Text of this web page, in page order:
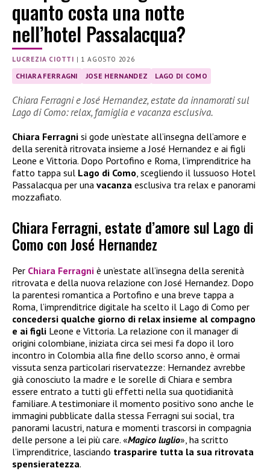
quanto costa una notte
nell’hotel Passalacqua?
LUCREZIA CIOTTI | 1 AGOSTO 2026
CHIARA FERRAGNI JOSE HERNANDEZ LAGO DI COMO
Chiara Ferragni e José Hernandez, estate da innamorati sul
Lago di Como: relax, famiglia e vacanza esclusiva.
Chiara Ferragni si gode un’estate all’insegna dell’amore e
della serenità ritrovata insieme a José Hernandez e ai figli
Leone e Vittoria. Dopo Portofino e Roma, l’imprenditrice ha
fatto tappa sul Lago di Como , scegliendo il lussuoso Hotel
Passalacqua per una vacanza esclusiva tra relax e panorami
mozzafiato.
Chiara Ferragni, estate d’amore sul Lago di
Como con José Hernandez
Per Chiara Ferragni è un’estate all’insegna della serenità
ritrovata e della nuova relazione con José Hernandez. Dopo
la parentesi romantica a Portofino e una breve tappa a
Roma, l’imprenditrice digitale ha scelto il Lago di Como per
concedersi qualche giorno di relax insieme al compagno
e ai figli Leone e Vittoria. La relazione con il manager di
origini colombiane, iniziata circa sei mesi fa dopo il loro
incontro in Colombia alla fine dello scorso anno, è ormai
vissuta senza particolari riservatezze: Hernandez avrebbe
già conosciuto la madre e le sorelle di Chiara e sembra
essere entrato a tutti gli effetti nella sua quotidianità
familiare. A testimoniare il momento positivo sono anche le
immagini pubblicate dalla stessa Ferragni sui social, tra
panorami lacustri, natura e momenti trascorsi in compagnia
delle persone a lei più care. «Magico luglio», ha scritto
l’imprenditrice, lasciando trasparire tutta la sua ritrovata
spensieratezza.